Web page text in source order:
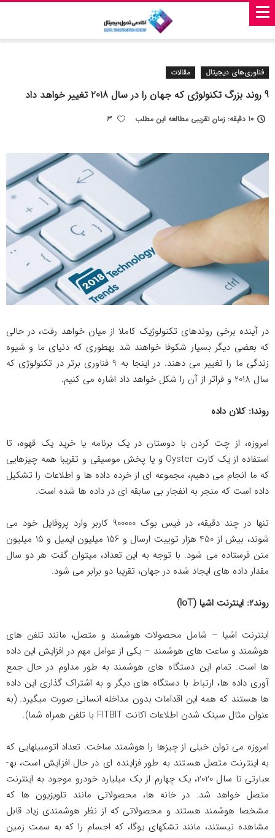
فناوری‌های دیجیتال مقالات
9 روند بزرگ تکنولوژی که جهان را در سال 2018 تغییر خواهد داد
10 دقیقه: زمان تقریبی مطالعه این مطلب 3
در آینده برخی روندهای تکنولوژیک کاملا از میان خواهد رفت، در حالی
که بعضی دیگر بسیار شکوفا خواهند شد به­طوری که دنیای ما و شیوه
زندگی ما را تغییر می دهند. در اینجا به 9 فناوری برتر در تکنولوژی که
سال 2018 و فراتر از آن را شکل خواهد داد اشاره­ می کنیم.
روند1: کلان داده
امروزه، از چت کردن با دوستان در یک برنامه یا خرید یک قهوه، تا
استفاده از یک کارت Oyster و یا پخش موسیقی و تقریبا همه چیزهایی
که ما انجام می دهیم، مجموعه ای از خرده داده ها و اطلاعات را تشکیل
داده است که منجر به انفجار بی سابقه ای در داده ها شده است.
تنها در چند دقیقه، در فیس بوک 900000 کاربر وارد پروفایل خود می
شوند، بیش از 450 هزار توییت ارسال و 156 میلیون ایمیل و 15 میلیون
متن فرستاده می شود. با توجه به این تعداد، می­توان گفت هر دو سال
مقدار داده های ایجاد شده در جهان، تقریبا دو برابر می شود.
روند2: اینترنت اشیا ( IoT
)
اینترنت اشیا – شامل محصولات هوشمند و متصل، مانند تلفن های
هوشمند و ساعت های هوشمند – یکی از عوامل مهم در افزایش این داده
ها است. تمام این دستگاه های هوشمند به طور مداوم در حال جمع
آوری داده ها، ارتباط با دستگاه های دیگر و به اشتراک گذاری این داده
ها هستند که همه این اقدامات بدون مداخله انسانی صورت می­گیرد. (به
عنوان مثال سینک شدن اطلاعات اکانت FITBIT با تلفن همراه شما).
امروزه می توان خیلی از چیزها را هوشمند ساخت. تعداد اتومبیل­هایی که
به اینترنت متصل هستند به طور فزاینده ای در حال افزایش است، به­
عبارتی تا سال 2020، یک چهارم از یک میلیارد خودرو موجود به اینترنت
متصل خواهد شد. در خانه ها، محصولاتی مانند تلویزیون ها که
مشخصا هوشمند هستند و محصولاتی که از نظر هوشمندی زیاد قابل
مشاهده نیستند، مانند تشک­های یوگا، که اجسام را که به سمت زمین